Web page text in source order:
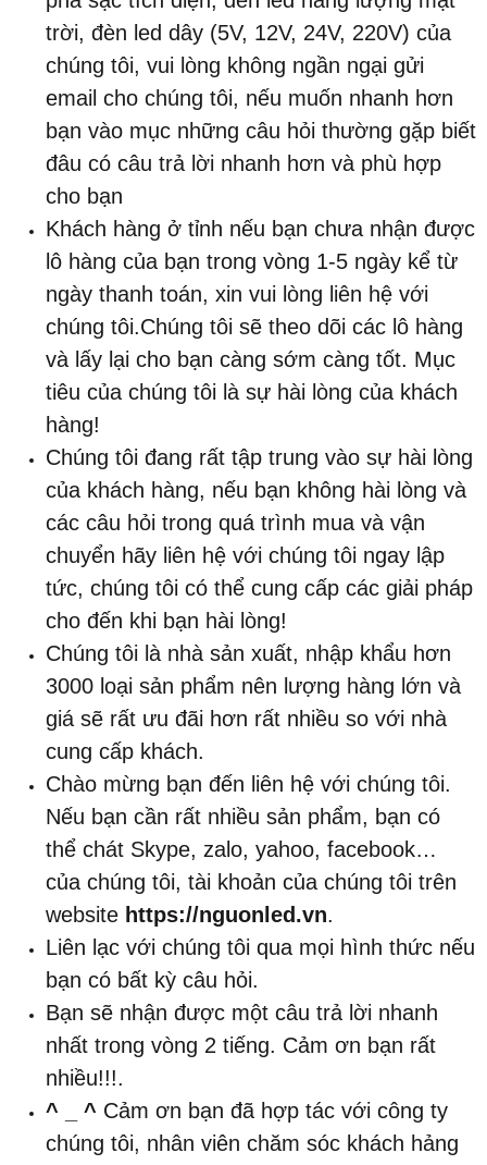
trời, đèn led dây (5V, 12V, 24V, 220V) của
chúng tôi, vui lòng không ngần ngại gửi
email cho chúng tôi, nếu muốn nhanh hơn
bạn vào mục những câu hỏi thường gặp biết
đâu có câu trả lời nhanh hơn và phù hợp
cho bạn
Khách hàng ở tỉnh nếu bạn chưa nhận được
lô hàng của bạn trong vòng 1-5 ngày kể từ
ngày thanh toán, xin vui lòng liên hệ với
chúng tôi.Chúng tôi sẽ theo dõi các lô hàng
và lấy lại cho bạn càng sớm càng tốt. Mục
tiêu của chúng tôi là sự hài lòng của khách
hàng!
Chúng tôi đang rất tập trung vào sự hài lòng
của khách hàng, nếu bạn không hài lòng và
các câu hỏi trong quá trình mua và vận
chuyển hãy liên hệ với chúng tôi ngay lập
tức, chúng tôi có thể cung cấp các giải pháp
cho đến khi bạn hài lòng!
Chúng tôi là nhà sản xuất, nhập khẩu hơn
3000 loại sản phẩm nên lượng hàng lớn và
giá sẽ rất ưu đãi hơn rất nhiều so với nhà
cung cấp khách.
Chào mừng bạn đến liên hệ với chúng tôi.
Nếu bạn cần rất nhiều sản phẩm, bạn có
thể chát Skype, zalo, yahoo, facebook…
của chúng tôi, tài khoản của chúng tôi trên
website https://nguonled.vn.
Liên lạc với chúng tôi qua mọi hình thức nếu
bạn có bất kỳ câu hỏi.
Bạn sẽ nhận được một câu trả lời nhanh
nhất trong vòng 2 tiếng. Cảm ơn bạn rất
nhiều!!!.
^ _ ^ Cảm ơn bạn đã hợp tác với công ty
chúng tôi, nhân viên chăm sóc khách hảng